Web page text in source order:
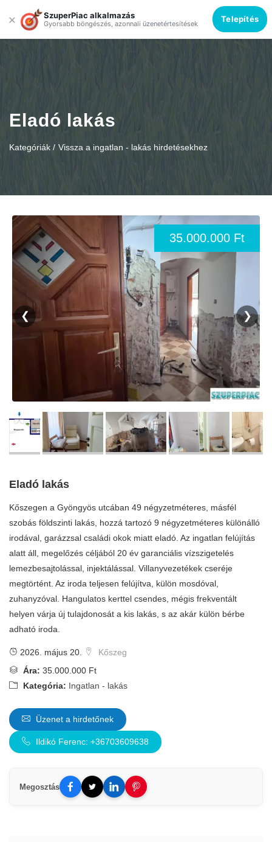
× SzuperPiac alkalmazás
Gyorsabb böngészés, azonnali üzenetértesítések Telepítés
Eladó lakás
Kategóriák / Vissza a ingatlan - lakás hirdetésekhez
35.000.000 Ft
❮ ❯
Eladó lakás
Kőszegen a Gyöngyös utcában 49 négyzetméteres, másfél
szobás földszinti lakás, hozzá tartozó 9 négyzetméteres különálló
irodával, garázzsal családi okok miatt eladó. Az ingatlan felújítás
alatt áll, megelőzés céljából 20 év garanciális vízszigetelés
lemezbesajtolással, injektálással. Villanyvezetékek cseréje
megtörtént. Az iroda teljesen felújítva, külön mosdóval,
zuhanyzóval. Hangulatos kerttel csendes, mégis frekventált
helyen várja új tulajdonosát a kis lakás, s az akár külön bérbe
adható iroda.
2026. május 20.
Kőszeg
Ára: 35.000.000 Ft
Kategória: Ingatlan - lakás
Üzenet a hirdetőnek
Ildikó Ferenc: +36703609638
Megosztás